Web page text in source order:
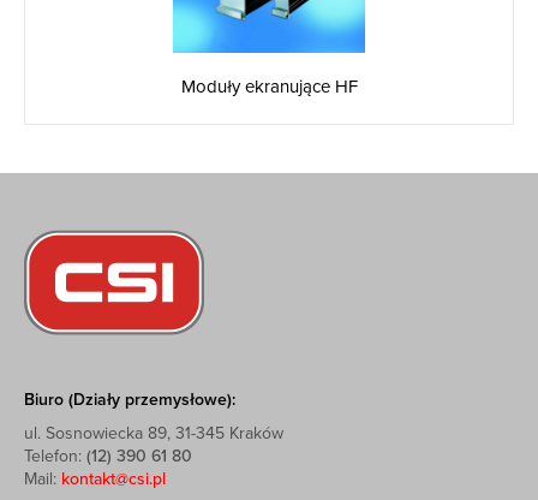
Moduły ekranujące HF
Biuro (Działy przemysłowe):
ul. Sosnowiecka 89, 31-345 Kraków
Telefon: (12) 390 61 80
Mail: kontakt@csi.pl